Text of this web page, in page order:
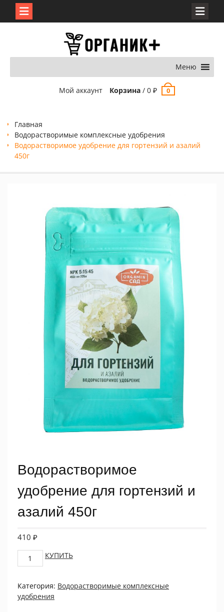
Меню
Мой аккаунт Корзина/ 0 ₽ 0
Главная
Водорастворимые комплексные удобрения
Водорастворимое удобрение для гортензий и азалий
450г
Водорастворимое
удобрение для гортензий и
азалий 450г
410 ₽
Водорастворимое
удобрение
гортензий
и
КУПИТЬ
Категория: Водорастворимые комплексные
удобрения